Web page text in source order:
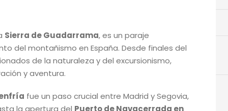
Sierra de Guadarrama, es un paraje
del montañismo en España. Desde finales del
de la naturaleza y del excursionismo,
y aventura.
fue un paso crucial entre Madrid y Segovia,
la apertura del Puerto de Navacerrada en